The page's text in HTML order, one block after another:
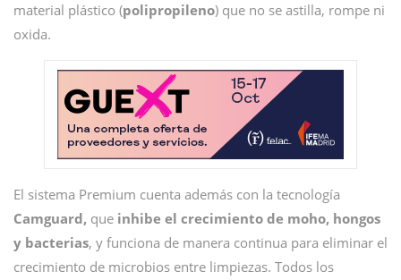
material plástico (polipropileno) que no se astilla, rompe ni
oxida.
El sistema Premium cuenta además con la tecnología
Camguard, que inhibe el crecimiento de moho, hongos
y bacterias, y funciona de manera continua para eliminar el
crecimiento de microbios entre limpiezas. Todos los